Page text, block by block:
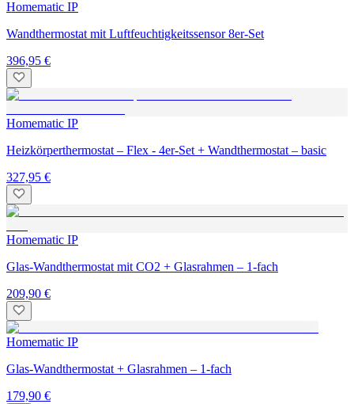
Homematic IP
Wandthermostat mit Luftfeuchtigkeitssensor 8er-Set
396,95 €
Homematic IP
Heizkörperthermostat – Flex - 4er-Set + Wandthermostat – basic
327,95 €
Homematic IP
Glas-Wandthermostat mit CO2 + Glasrahmen – 1-fach
209,90 €
Homematic IP
Glas-Wandthermostat + Glasrahmen – 1-fach
179,90 €